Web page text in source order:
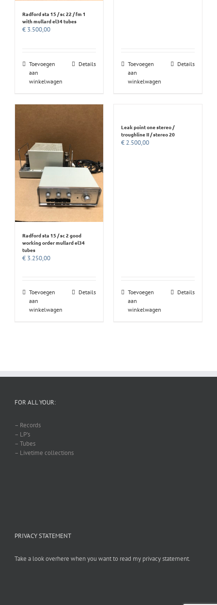
Radford sta 15 / sc 22 / fm 1
with mullard el34 tubes
€ 3.500,00
Toevoegen
aan
winkelwagen
Details
Toevoegen
aan
winkelwagen
Details
Radford sta 15 / sc 2 good
working order mullard el34
tubes
€ 3.250,00
Toevoegen
aan
winkelwagen
Details
Leak point one stereo /
troughline II / stereo 20
€ 2.500,00
Toevoegen
aan
winkelwagen
Details
FOR ALL YOUR:
– Records
– LP’s
– Tubes
– Livetime collections
PRIVACY STATEMENT
Take a look overhere when you want to read my privacy statement.